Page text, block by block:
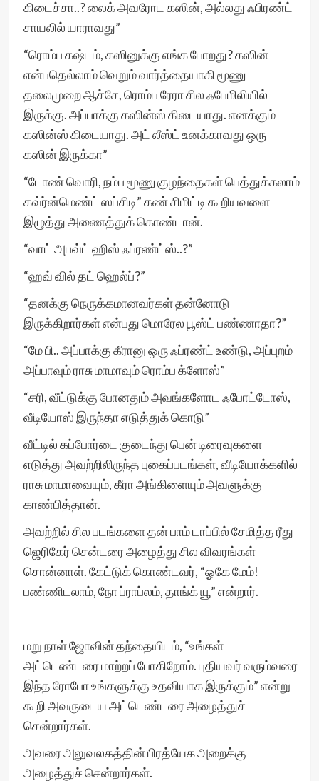
கிடைச்சா..? லைக் அவரோட கஸின், அல்லது ஃபிரண்ட்
சாயலில் யாராவது”
“ரொம்ப கஷ்டம், கஸினுக்கு எங்க போறது? கஸின்
என்பதெல்லாம் வெறும் வார்த்தையாகி மூணு
தலைமுறை ஆச்சே, ரொம்ப ரேரா சில ஃபேமிலியில்
இருக்கு. அப்பாக்கு கஸின்ஸ் கிடையாது. எனக்கும்
கஸின்ஸ் கிடையாது. அட் லீஸ்ட் உனக்காவது ஒரு
கஸின் இருக்கா”
“டோண் வொரி, நம்ப மூணு குழந்தைகள் பெத்துக்கலாம்
கவ்ர்ன்மெண்ட் ஸப்சிடி” கண் சிமிட்டி கூறியவளை
இழுத்து அணைத்துக் கொண்டான்.
“வாட் அபவ்ட் ஹிஸ் ஃப்ரண்ட்ஸ்..?”
“ஹவ் வில் தட் ஹெல்ப்?”
“தனக்கு நெருக்கமானவர்கள் தன்னோடு
இருக்கிறார்கள் என்பது மொரேல பூஸ்ட் பண்ணாதா?”
“மே பி.. அப்பாக்கு கீரானு ஒரு ஃப்ரண்ட் உண்டு, அப்புறம்
அப்பாவும் ராசு மாமாவும் ரொம்ப க்ளோஸ்”
“சரி, வீட்டுக்கு போனதும் அவங்களோட ஃபோட்டோஸ்,
வீடியோஸ் இருந்தா எடுத்துக் கொடு”
வீட்டில் கப்போர்டை குடைந்து பென் டிரைவுகளை
எடுத்து அவற்றிலிருந்த புகைப்படங்கள், வீடியோக்களில்
ராசு மாமாவையும், கீரா அங்கிளையும் அவளுக்கு
காண்பித்தான்.
அவற்றில் சில படங்களை தன் பாம் டாப்பில் சேமித்த ரீது
ஜெரிகேர் சென்டரை அழைத்து சில விவரங்கள்
சொன்னாள். கேட்டுக் கொண்டவர், “ஓகே மேம்!
பண்ணிடலாம், நோ ப்ராப்லம், தாங்க் யூ” என்றார்.
மறு நாள் ஜோவின் தந்தையிடம், “உங்கள்
அட்டெண்டரை மாற்றப் போகிறோம். புதியவர் வரும்வரை
இந்த ரோபோ உங்களுக்கு உதவியாக இருக்கும்” என்று
கூறி அவருடைய அட்டெண்டரை அழைத்துச்
சென்றார்கள்.
அவரை அலுவலகத்தின் பிரத்யேக அறைக்கு
அழைத்துச் சென்றார்கள்.